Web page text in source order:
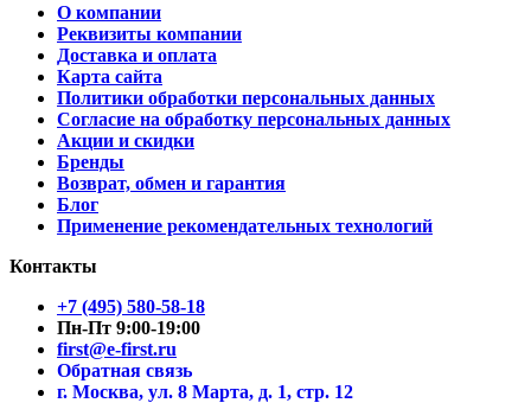
О компании
Реквизиты компании
Доставка и оплата
Карта сайта
Политики обработки персональных данных
Согласие на обработку персональных данных
Акции и скидки
Бренды
Возврат, обмен и гарантия
Блог
Применение рекомендательных технологий
Контакты
+7 (495) 580-58-18
Пн-Пт 9:00-19:00
first@e-first.ru
Обратная связь
г. Москва, ул. 8 Марта, д. 1, стр. 12